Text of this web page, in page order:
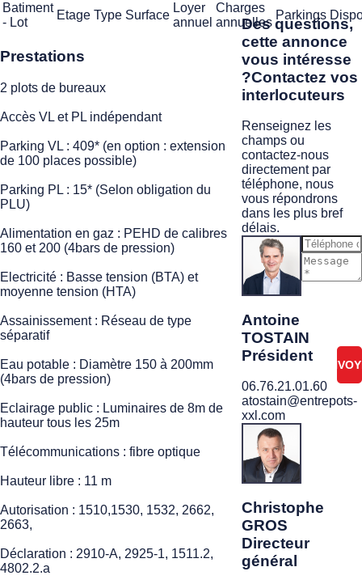
Batiment
- Lot
Etage Type Surface
Loyer
annuel
Charges
annuelles
Parkings
Prestations
2 plots de bureaux
Accès VL et PL indépendant
Parking VL : 409* (en option : extension
de 100 places possible)
Parking PL : 15* (Selon obligation du
PLU)
Alimentation en gaz : PEHD de calibres
160 et 200 (4bars de pression)
Electricité : Basse tension (BTA) et
moyenne tension (HTA)
Assainissement : Réseau de type
séparatif
Eau potable : Diamètre 150 à 200mm
(4bars de pression)
Eclairage public : Luminaires de 8m de
hauteur tous les 25m
Télécommunications : fibre optique
Hauteur libre : 11 m
Autorisation : 1510,1530, 1532, 2662,
2663,
Déclaration : 2910-A, 2925-1, 1511.2,
4802.2.a
Des questions,
cette annonce
vous intéresse
?Contactez vos
interlocuteurs
Renseignez les
champs ou
contactez-nous
directement par
téléphone, nous
vous répondrons
dans les plus bref
délais.
Antoine
TOSTAIN
Président
06.76.21.01.60
atostain@entrepots-
xxl.com
Christophe
GROS
Directeur
général